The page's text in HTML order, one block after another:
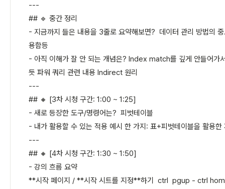
---
## 🔹 중간 정리
- 지금까지 들은 내용을 3줄로 요약해보면? 데이터 관리 방법의
용함등
- 아직 이해가 잘 안 되는 개념은? Index match를 깊게 안들어가
듯 파워 쿼리 관련 내용 Indirect 원리
---
## 🔸 [3차 시청 구간: 1:00 ~ 1:25]
- 새로 등장한 도구/명령어는? 피벗테이블
- 내가 활용할 수 있는 적용 예시 한 가지: 표+피벗테이블을 활용한
---
## 🔸 [4차 시청 구간: 1:30 ~ 1:50]
- 강의 흐름 요약
**시작 페이지 / **시작 시트를 지정**하기 ctrl pgup - ctrl